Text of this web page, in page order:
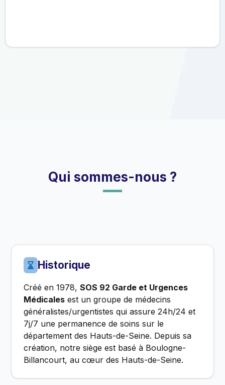
Qui sommes-nous ?
Historique
Créé en 1978, SOS 92 Garde et Urgences
Médicales est un groupe de médecins
généralistes/urgentistes qui assure 24h/24 et
7j/7 une permanence de soins sur le
département des Hauts-de-Seine. Depuis sa
création, notre siège est basé à Boulogne-
Billancourt, au cœur des Hauts-de-Seine.